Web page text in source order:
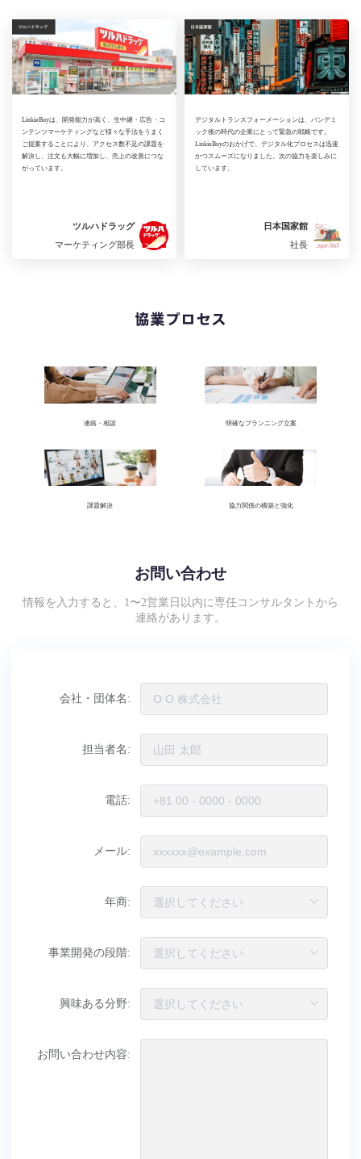
LinkieBuyは、開発能力が高く、生中継・広告・コ
ンテンツマーケティングなど様々な手法をうまく
ご提案することにより、アクセス数不足の課題を
解決し、注文も大幅に増加し、売上の改善につな
がっています。
ツルハドラッグ
マーケティング部長
デジタルトランスフォーメーションは、パンデミ
ック後の時代の企業にとって緊急の戦略です。
LinkieBuyのおかげで、デジタル化プロセスは迅速
かつスムーズになりました。次の協力を楽しみに
しています。
日本国家館
社長
協業プロセス
連絡・相談 明確なプランニング立案
課題解決 協力関係の構築と強化
お問い合わせ
情報を入力すると、1〜2営業日以内に専任コンサルタントから
連絡があります。
会社・団体名:
担当者名:
電話:
メール:
年商:
事業開発の段階:
興味ある分野:
お問い合わせ内容: